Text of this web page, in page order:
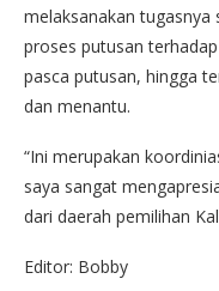
melaksanakan tugasnya
proses putusan
pasca putusan, hingga
dan menantu.
“Ini merupakan
saya sangat
dari daerah pemilihan
Editor: Bobby